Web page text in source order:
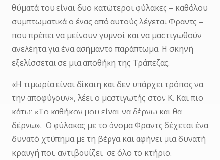
θύματά του είναι δυο κατώτεροι φύλακες – καθόλου
συμπτωματικά ο ένας από αυτούς λέγεται Φραντς –
που πρέπει να μείνουν γυμνοί και να μαστιγωθούν
ανελέητα για ένα ασήμαντο παράπτωμα. Η σκηνή
εξελίσσεται σε μια αποθήκη της Τράπεζας.
«Η τιμωρία είναι δίκαιη και δεν υπάρχει τρόπος να
την αποφύγουν», λέει ο μαστιγωτής στον Κ. Και πιο
κάτω: «Το καθήκον μου είναι να δέρνω και θα
δέρνω». Ο φύλακας με το όνομα Φραντς δέχεται ένα
δυνατό χτύπημα με τη βέργα και αφήνει μια δυνατή
κραυγή που αντιβουίζει σε όλο το κτήριο.